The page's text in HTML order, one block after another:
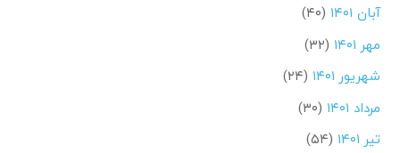
آبان ۱۴۰۱
(۴۰)
مهر ۱۴۰۱
(۳۲)
شهریور ۱۴۰۱
(۲۴)
مرداد ۱۴۰۱
(۳۰)
تیر ۱۴۰۱
(۵۴)